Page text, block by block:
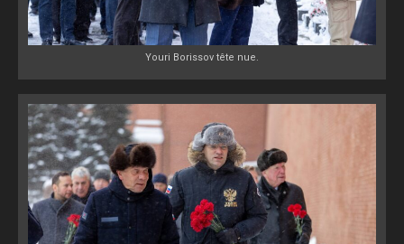
Youri Borissov tête nue.